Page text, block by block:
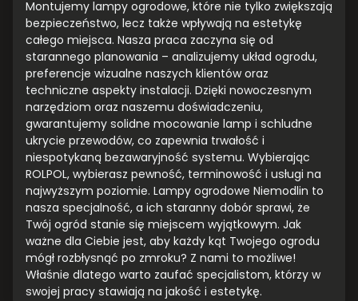
Montujemy lampy ogrodowe, które nie tylko zwiększają
bezpieczeństwo, lecz także wpływają na estetykę
całego miejsca. Nasza praca zaczyna się od
starannego planowania – analizujemy układ ogrodu,
preferencje wizualne naszych klientów oraz
techniczne aspekty instalacji. Dzięki nowoczesnym
narzędziom oraz naszemu doświadczeniu,
gwarantujemy solidne mocowanie lamp i schludne
ukrycie przewodów, co zapewnia trwałość i
niespotykaną bezawaryjność systemu. Wybierając
ROLPOL, wybierasz pewność, terminowość i usługi na
najwyższym poziomie. Lampy ogrodowe Niemodlin to
nasza specjalność, a ich staranny dobór sprawi, że
Twój ogród stanie się miejscem wyjątkowym. Jak
ważne dla Ciebie jest, aby każdy kąt Twojego ogrodu
mógł rozbłysnąć po zmroku? Z nami to możliwe!
Właśnie dlatego warto zaufać specjalistom, którzy w
swojej pracy stawiają na jakość i estetykę.